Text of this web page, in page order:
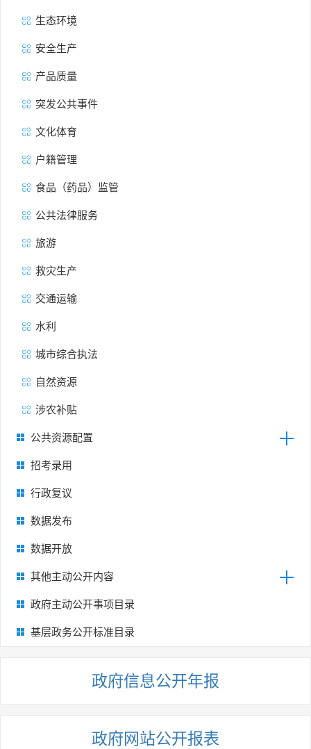
生态环境
安全生产
产品质量
突发公共事件
文化体育
户籍管理
食品（药品）监管
公共法律服务
旅游
救灾生产
交通运输
水利
城市综合执法
自然资源
涉农补贴
公共资源配置
招考录用
行政复议
数据发布
数据开放
其他主动公开内容
政府主动公开事项目录
基层政务公开标准目录
政府信息公开年报
政府网站公开报表